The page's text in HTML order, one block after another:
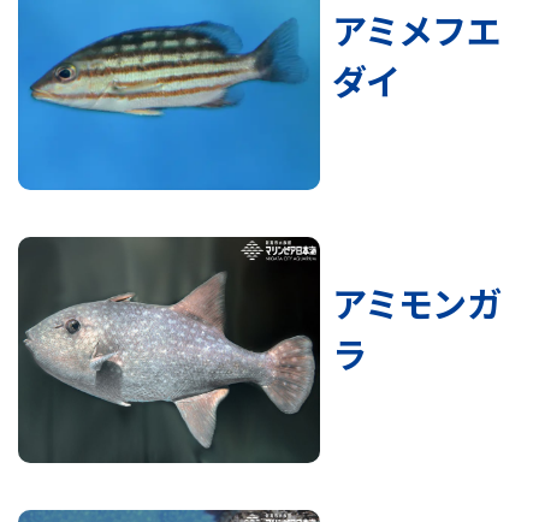
アミメフエ
ダイ
アミモンガ
ラ